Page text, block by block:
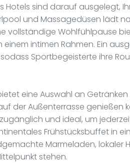
Hotels sind darauf ausgelegt,
und Massagedüsen lädt
vollständige Wohlfühlpause
intimen Rahmen. Ein
Sportbegeisterte ihre
eine Auswahl an
der Außenterrasse genießen
und ideal, um
Frühstücksbuffet in
Marmeladen, lokaler
stehen.